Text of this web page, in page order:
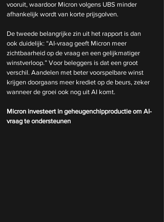
vooruit, waardoor Micron volgens UBS minder
afhankelijk wordt van korte prijsgolven.
De tweede belangrijke zin uit het rapport is dan
ook duidelijk: “AI-vraag geeft Micron meer
zichtbaarheid op de vraag en een gelijkmatiger
winstverloop.” Voor beleggers is dat een groot
verschil. Aandelen met beter voorspelbare winst
krijgen doorgaans meer krediet op de beurs, zeker
wanneer de groei ook nog uit AI komt.
Micron investeert in geheugenchipproductie om AI-
vraag te ondersteunen